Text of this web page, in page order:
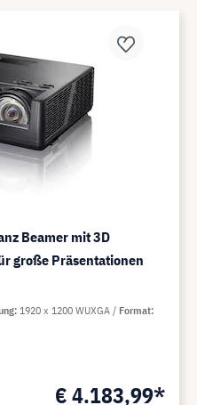
Beamer mit 3D
große Präsentationen
€ 4.183,99*
1920 x 1200 WUXGA
Format